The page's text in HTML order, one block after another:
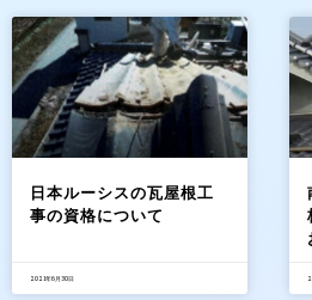
日本ルーシスの瓦屋根工
事の資格について
2021年6月30日